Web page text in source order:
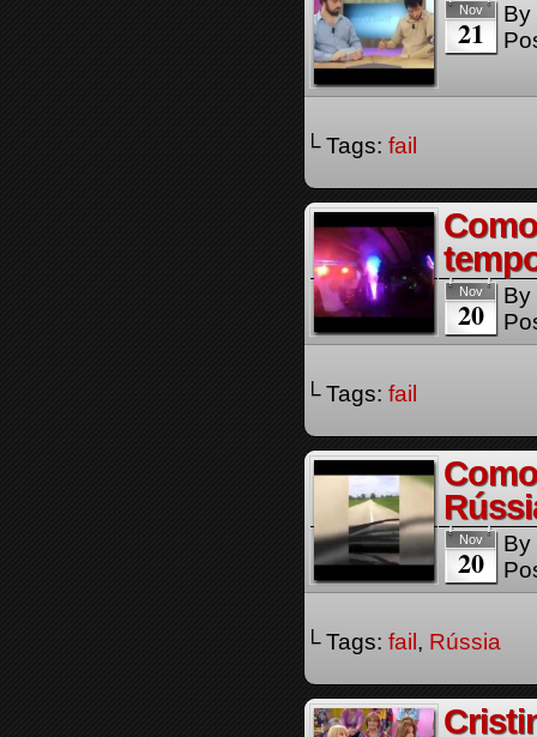
Nov
21
By
└ Tags: fail
Nov
20
By
└ Tags: fail
Nov
20
By
└ Tags: fail , Rússia